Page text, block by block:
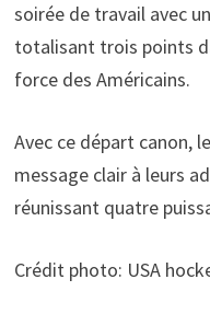
soirée de travail avec
totalisant trois points
force des Américains.
Avec ce départ canon,
message clair à leurs
réunissant quatre
Crédit photo: USA